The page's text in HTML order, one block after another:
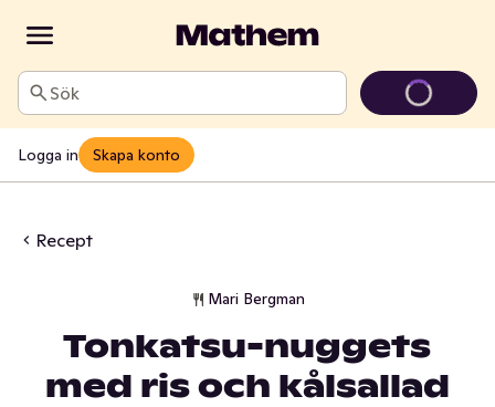
Sök
Logga in Skapa konto
Recept
Mari Bergman
Tonkatsu-nuggets
med ris och kålsallad